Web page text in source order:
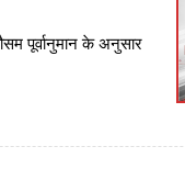
पूर्वानुमान के अनुसार